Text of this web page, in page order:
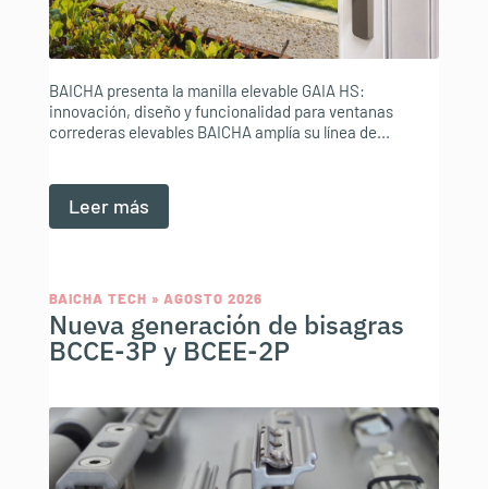
BAICHA presenta la manilla elevable GAIA HS:
innovación, diseño y funcionalidad para ventanas
correderas elevables BAICHA amplía su línea de...
Leer más
BAICHA TECH » AGOSTO 2026
Nueva generación de bisagras
BCCE-3P y BCEE-2P